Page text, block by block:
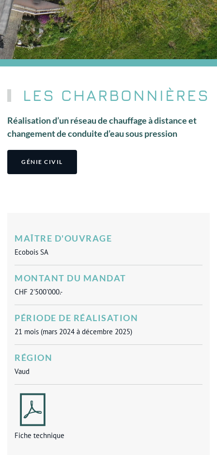
LES CHARBONNIÈRES
Réalisation d’un réseau de chauffage à distance et
changement de conduite d’eau sous pression
GÉNIE CIVIL
MAÎTRE D'OUVRAGE
Ecobois SA
MONTANT DU MANDAT
CHF 2'500'000.-
PÉRIODE DE RÉALISATION
21 mois (mars 2024 à décembre 2025)
RÉGION
Vaud
Fiche technique